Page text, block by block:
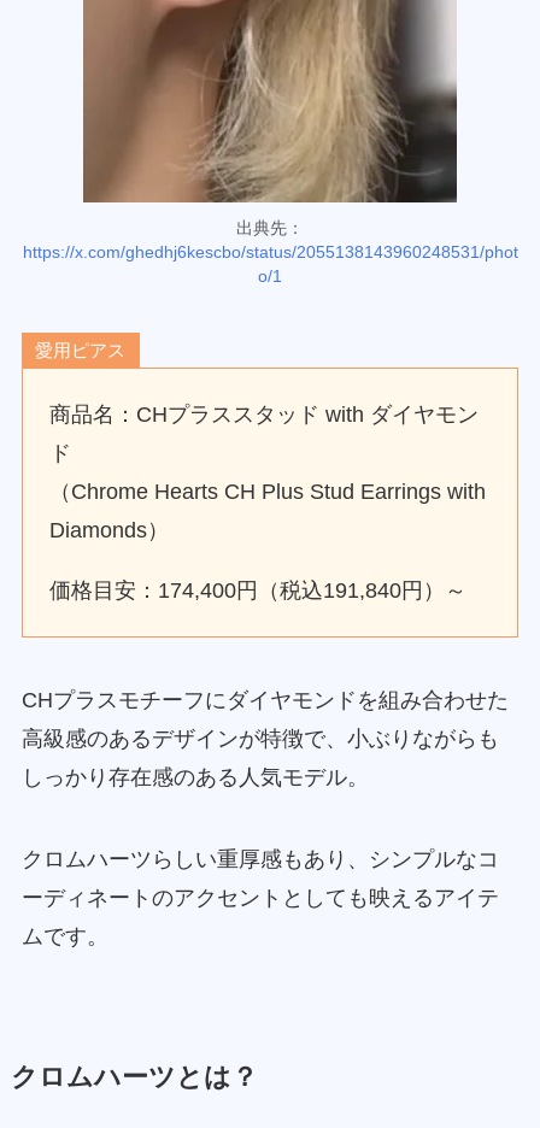
出典先：
https://x.com/ghedhj6kescbo/status/2055138143960248531/phot
o/1
愛用ピアス
商品名：CHプラススタッド with ダイヤモン
ド
（Chrome Hearts CH Plus Stud Earrings with
Diamonds）
価格目安：174,400円（税込191,840円）～
CHプラスモチーフにダイヤモンドを組み合わせた
高級感のあるデザインが特徴で、小ぶりながらも
しっかり存在感のある人気モデル。
クロムハーツらしい重厚感もあり、シンプルなコ
ーディネートのアクセントとしても映えるアイテ
ムです。
クロムハーツとは？